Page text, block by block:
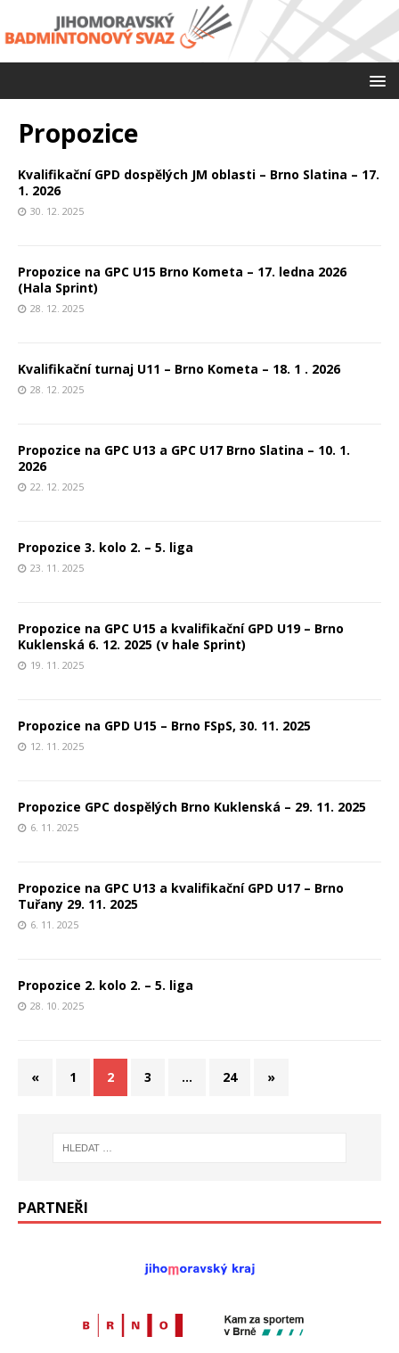
Propozice
Kvalifikační GPD dospělých JM oblasti – Brno Slatina – 17.
1. 2026
30. 12. 2025
Propozice na GPC U15 Brno Kometa – 17. ledna 2026
(Hala Sprint)
28. 12. 2025
Kvalifikační turnaj U11 – Brno Kometa – 18. 1 . 2026
28. 12. 2025
Propozice na GPC U13 a GPC U17 Brno Slatina – 10. 1.
2026
22. 12. 2025
Propozice 3. kolo 2. – 5. liga
23. 11. 2025
Propozice na GPC U15 a kvalifikační GPD U19 – Brno
Kuklenská 6. 12. 2025 (v hale Sprint)
19. 11. 2025
Propozice na GPD U15 – Brno FSpS, 30. 11. 2025
12. 11. 2025
Propozice GPC dospělých Brno Kuklenská – 29. 11. 2025
6. 11. 2025
Propozice na GPC U13 a kvalifikační GPD U17 – Brno
Tuřany 29. 11. 2025
6. 11. 2025
Propozice 2. kolo 2. – 5. liga
28. 10. 2025
« 1 2 3 … 24 »
PARTNEŘI